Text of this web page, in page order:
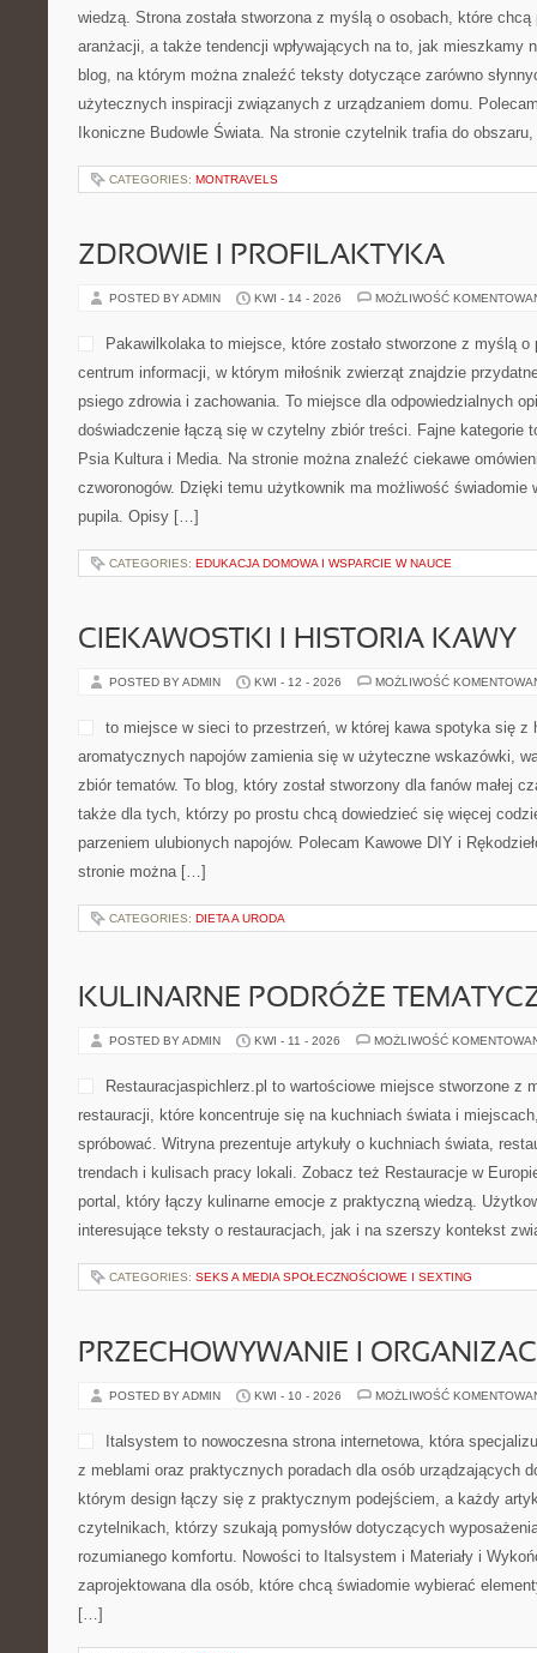
wiedzą. Strona została stworzona z myślą o osobach, które
aranżacji, a także tendencji wpływających na to, jak mieszkamy
blog, na którym można znaleźć teksty dotyczące zarówno
użytecznych inspiracji związanych z urządzaniem domu.
Ikoniczne Budowle Świata. Na stronie czytelnik trafia do
CATEGORIES: MONTRAVELS
ZDROWIE I PROFILAKTYKA
POSTED BY ADMIN KWI - 14 - 2026 MOŻLIWOŚĆ
Pakawilkolaka to miejsce, które zostało stworzone z myślą o
centrum informacji, w którym miłośnik zwierząt znajdzie
psiego zdrowia i zachowania. To miejsce dla odpowiedzialnych
doświadczenie łączą się w czytelny zbiór treści. Fajne kategorie
Psia Kultura i Media. Na stronie można znaleźć ciekawe
czworonogów. Dzięki temu użytkownik ma możliwość świadomie
pupila. Opisy […]
CATEGORIES: EDUKACJA DOMOWA I WSPARCIE W NAUCE
CIEKAWOSTKI I HISTORIA KAWY
POSTED BY ADMIN KWI - 12 - 2026 MOŻLIWOŚĆ
to miejsce w sieci to przestrzeń, w której kawa spotyka się z
aromatycznych napojów zamienia się w użyteczne wskazówki,
zbiór tematów. To blog, który został stworzony dla fanów małej
także dla tych, którzy po prostu chcą dowiedzieć się więcej
parzeniem ulubionych napojów. Polecam Kawowe DIY i
stronie można […]
CATEGORIES: DIETA A URODA
KULINARNE PODRÓŻE
POSTED BY ADMIN KWI - 11 - 2026 MOŻLIWOŚĆ
Restauracjaspichlerz.pl to wartościowe miejsce stworzone z
restauracji, które koncentruje się na kuchniach świata i
spróbować. Witryna prezentuje artykuły o kuchniach świata,
trendach i kulisach pracy lokali. Zobacz też Restauracje w
portal, który łączy kulinarne emocje z praktyczną wiedzą.
interesujące teksty o restauracjach, jak i na szerszy kontekst
CATEGORIES: SEKS A MEDIA SPOŁECZNOŚCIOWE I SEXTING
PRZECHOWYWANIE I
POSTED BY ADMIN KWI - 10 - 2026 MOŻLIWOŚĆ
Italsystem to nowoczesna strona internetowa, która
z meblami oraz praktycznych poradach dla osób urządzających
którym design łączy się z praktycznym podejściem, a każdy
czytelnikach, którzy szukają pomysłów dotyczących
rozumianego komfortu. Nowości to Italsystem i Materiały i
zaprojektowana dla osób, które chcą świadomie wybierać
[…]